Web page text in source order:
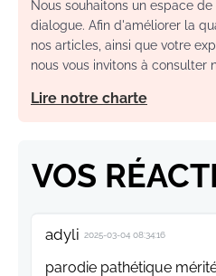
Nous souhaitons un espace
dialogue. Afin d'améliorer la
nos articles, ainsi que votre
nous vous invitons à consulter
Lire notre charte
VOS
adyli 2025-03-04 08:34:16
parodie pathétique